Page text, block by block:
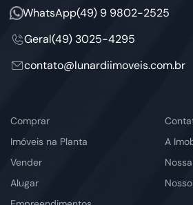
WhatsApp(49) 9 9802-2525
Geral(49) 3025-4295
contato@lunardiimoveis.com.br
Comprar
Imóveis na Planta
Vender
Alugar
A